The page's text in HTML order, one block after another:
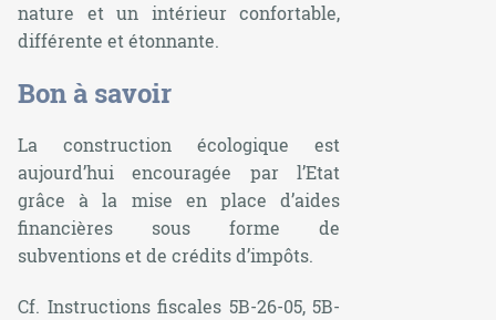
nature et un intérieur confortable,
différente et étonnante.
Bon à savoir
La construction écologique est
aujourd’hui encouragée par l’Etat
grâce à la mise en place d’aides
financières sous forme de
subventions et de crédits d’impôts.
Cf. Instructions fiscales 5B-26-05, 5B-